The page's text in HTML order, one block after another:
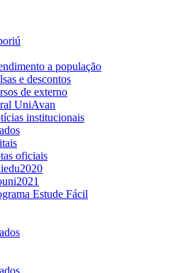
a população
e descontos
de externo
UniAvan
institucionais
oficiais
Estude Fácil